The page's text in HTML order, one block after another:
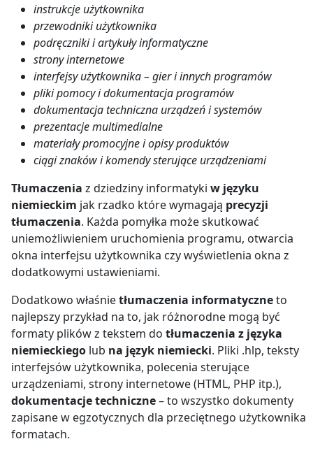
instrukcje użytkownika
przewodniki użytkownika
podręczniki i artykuły informatyczne
strony internetowe
interfejsy użytkownika – gier i innych programów
pliki pomocy i dokumentacja programów
dokumentacja techniczna urządzeń i systemów
prezentacje multimedialne
materiały promocyjne i opisy produktów
ciągi znaków i komendy sterujące urządzeniami
Tłumaczenia z dziedziny informatyki w języku
niemieckim jak rzadko które wymagają precyzji
tłumaczenia. Każda pomyłka może skutkować
uniemożliwieniem uruchomienia programu, otwarcia
okna interfejsu użytkownika czy wyświetlenia okna z
dodatkowymi ustawieniami.
Dodatkowo właśnietłumaczenia informatyczneto
najlepszy przykład na to, jak różnorodne mogą być
formaty plików z tekstem do tłumaczenia z języka
niemieckiego lub na język niemiecki. Pliki .hlp, teksty
interfejsów użytkownika, polecenia sterujące
urządzeniami, strony internetowe (HTML, PHP itp.),
dokumentacje techniczne– to wszystko dokumenty
zapisane w egzotycznych dla przeciętnego użytkownika
formatach.